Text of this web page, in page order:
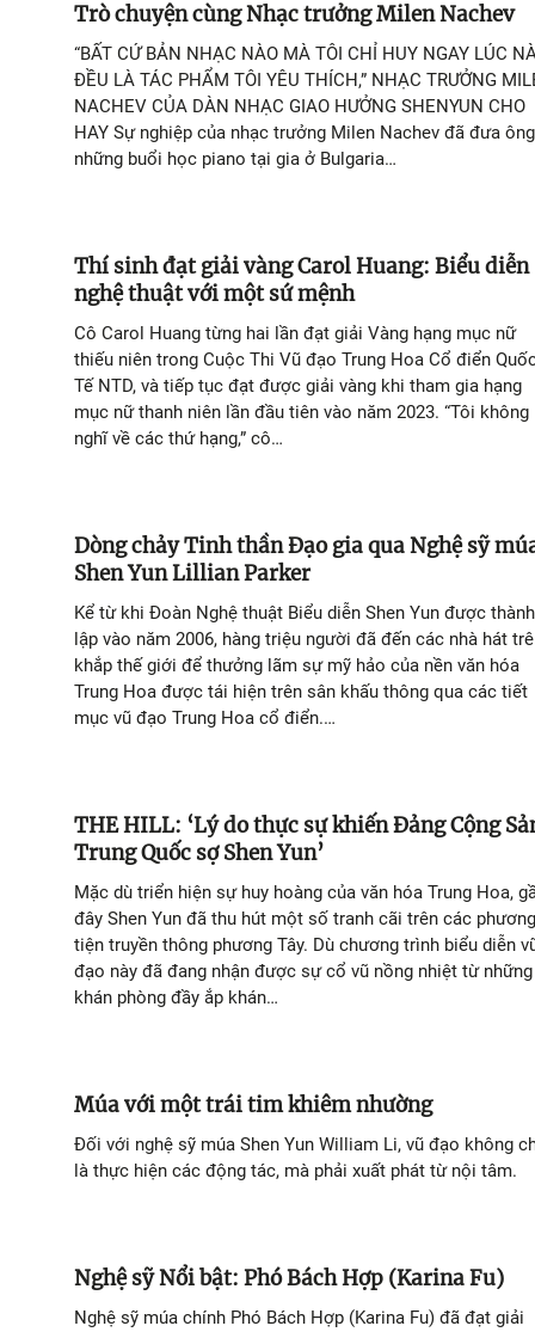
Trò chuyện cùng Nhạc trưởng Milen Nachev
“BẤT CỨ BẢN NHẠC NÀO MÀ TÔI CHỈ HUY NGAY LÚC
ĐỀU LÀ TÁC PHẨM TÔI YÊU THÍCH,” NHẠC TRƯỞNG
NACHEV CỦA DÀN NHẠC GIAO HƯỞNG SHENYUN CHO
HAY Sự nghiệp của nhạc trưởng Milen Nachev đã đưa
những buổi học piano tại gia ở Bulgaria…
Thí sinh đạt giải vàng Carol Huang: Biểu diễn
nghệ thuật với một sứ mệnh
Cô Carol Huang từng hai lần đạt giải Vàng hạng mục nữ
thiếu niên trong Cuộc Thi Vũ đạo Trung Hoa Cổ điển
Tế NTD, và tiếp tục đạt được giải vàng khi tham gia hạng
mục nữ thanh niên lần đầu tiên vào năm 2023. “Tôi không
nghĩ về các thứ hạng,” cô…
Dòng chảy Tinh thần Đạo gia qua Nghệ sỹ
Shen Yun Lillian Parker
Kể từ khi Đoàn Nghệ thuật Biểu diễn Shen Yun được thành
lập vào năm 2006, hàng triệu người đã đến các nhà hát
khắp thế giới để thưởng lãm sự mỹ hảo của nền văn hóa
Trung Hoa được tái hiện trên sân khấu thông qua các tiết
mục vũ đạo Trung Hoa cổ điển.…
THE HILL: ‘Lý do thực sự khiến Đảng Cộng
Trung Quốc sợ Shen Yun’
Mặc dù triển hiện sự huy hoàng của văn hóa Trung Hoa,
đây Shen Yun đã thu hút một số tranh cãi trên các phương
tiện truyền thông phương Tây. Dù chương trình biểu diễn
đạo này đã đang nhận được sự cổ vũ nồng nhiệt từ những
khán phòng đầy ắp khán…
Múa với một trái tim khiêm nhường
Đối với nghệ sỹ múa Shen Yun William Li, vũ đạo không
là thực hiện các động tác, mà phải xuất phát từ nội tâm.
Nghệ sỹ Nổi bật: Phó Bách Hợp (Karina Fu)
Nghệ sỹ múa chính Phó Bách Hợp (Karina Fu) đã đạt giải